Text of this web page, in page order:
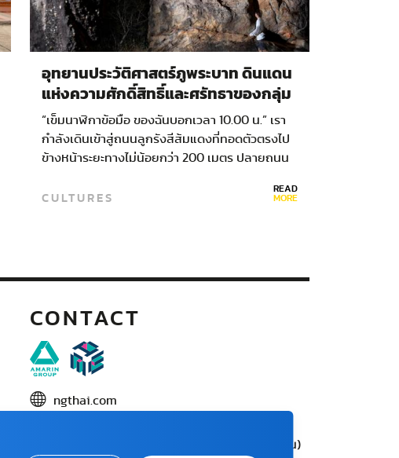
อุทยานประวัติศาสตร์ภูพระบาท ดินแดน
แห่งความศักดิ์สิทธิ์และศรัทธาของกลุ่ม
ชนหลากวัฒนธรรม
“เข็มนาฬิกาข้อมือ ของฉันบอกเวลา 10.00 น.” เรา
กำลังเดินเข้าสู่ถนนลูกรังสีส้มแดงที่ทอดตัวตรงไป
ข้างหน้าระยะทางไม่น้อยกว่า 200 เมตร ปลายถนน
CULTURES READ
MORE
CONTACT
ngthai.com
ในเครือ บริษัท อมรินทร์ คอร์เปอเรชั่นส์ จำกัด (มหาชน)